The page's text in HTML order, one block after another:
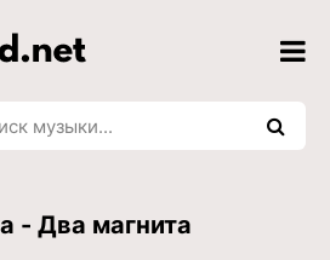
- Два магнита